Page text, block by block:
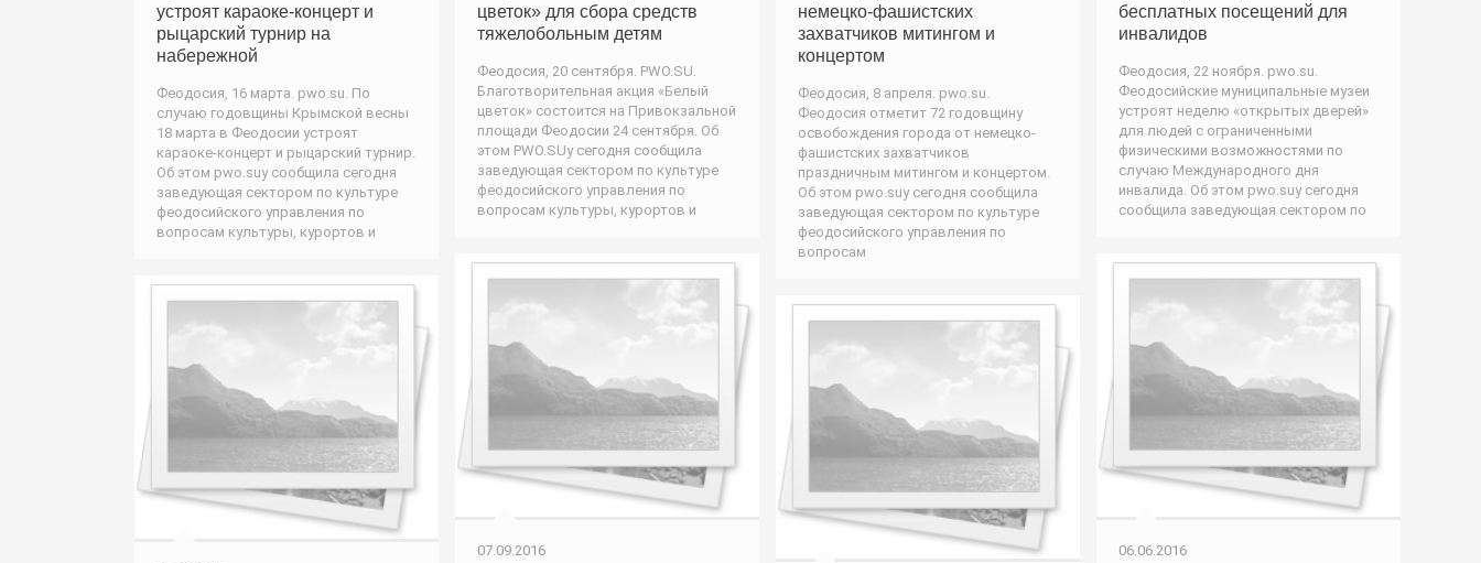
устроят караоке-концерт и
рыцарский турнир на
набережной
Феодосия, 16 марта. pwo.su. По
случаю годовщины Крымской весны
18 марта в Феодосии устроят
караоке-концерт и рыцарский турнир.
Об этом pwo.suу сообщила сегодня
заведующая сектором по культуре
феодосийского управления по
вопросам культуры, курортов и
цветок» для сбора средств
тяжелобольным детям
Феодосия, 20 сентября. PWO.SU.
Благотворительная акция «Белый
цветок» состоится на Привокзальной
площади Феодосии 24 сентября. Об
этом PWO.SUу сегодня сообщила
заведующая сектором по культуре
феодосийского управления по
вопросам культуры, курортов и
немецко-фашистских
захватчиков митингом и
концертом
Феодосия, 8 апреля. pwo.su.
Феодосия отметит 72 годовщину
освобождения города от немецко-
фашистских захватчиков
праздничным митингом и концертом.
Об этом pwo.suу сегодня сообщила
заведующая сектором по культуре
феодосийского управления по
вопросам
бесплатных посещений для
инвалидов
Феодосия, 22 ноября. pwo.su.
Феодосийские муниципальные музеи
устроят неделю «открытых дверей»
для людей с ограниченными
физическими возможностями по
случаю Международного дня
инвалида. Об этом pwo.suу сегодня
сообщила заведующая сектором по
07.09.2016 06.06.2016